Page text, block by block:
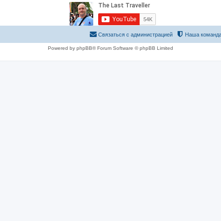
Наша
Связаться с администрацией
Powered by phpBB® Forum Software © phpBB Limited